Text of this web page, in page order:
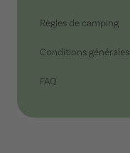
Règles de camping
Conditions générales
FAQ